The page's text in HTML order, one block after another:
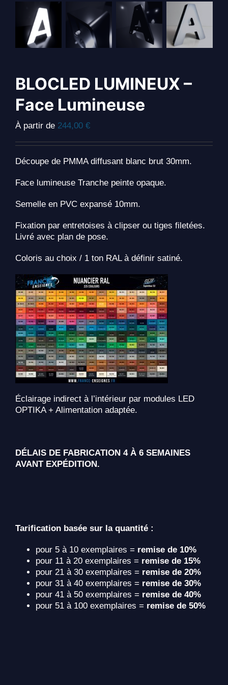
BLOCLED LUMINEUX –
Face Lumineuse
À partir de 244,00 €
Découpe de PMMA diffusant blanc brut 30mm.
Face lumineuse Tranche peinte opaque.
Semelle en PVC expansé 10mm.
Fixation par entretoises à clipser ou tiges filetées.
Livré avec plan de pose.
Coloris au choix / 1 ton RAL à définir satiné.
Éclairage indirect à l’intérieur par modules LED
OPTIKA + Alimentation adaptée.
DÉLAIS DE FABRICATION 4 À 6 SEMAINES
AVANT EXPÉDITION.
Tarification basée sur la quantité :
pour 5 à 10 exemplaires = remise de 10%
pour 11 à 20 exemplaires = remise de 15%
pour 21 à 30 exemplaires = remise de 20%
pour 31 à 40 exemplaires = remise de 30%
pour 41 à 50 exemplaires = remise de 40%
pour 51 à 100 exemplaires = remise de 50%